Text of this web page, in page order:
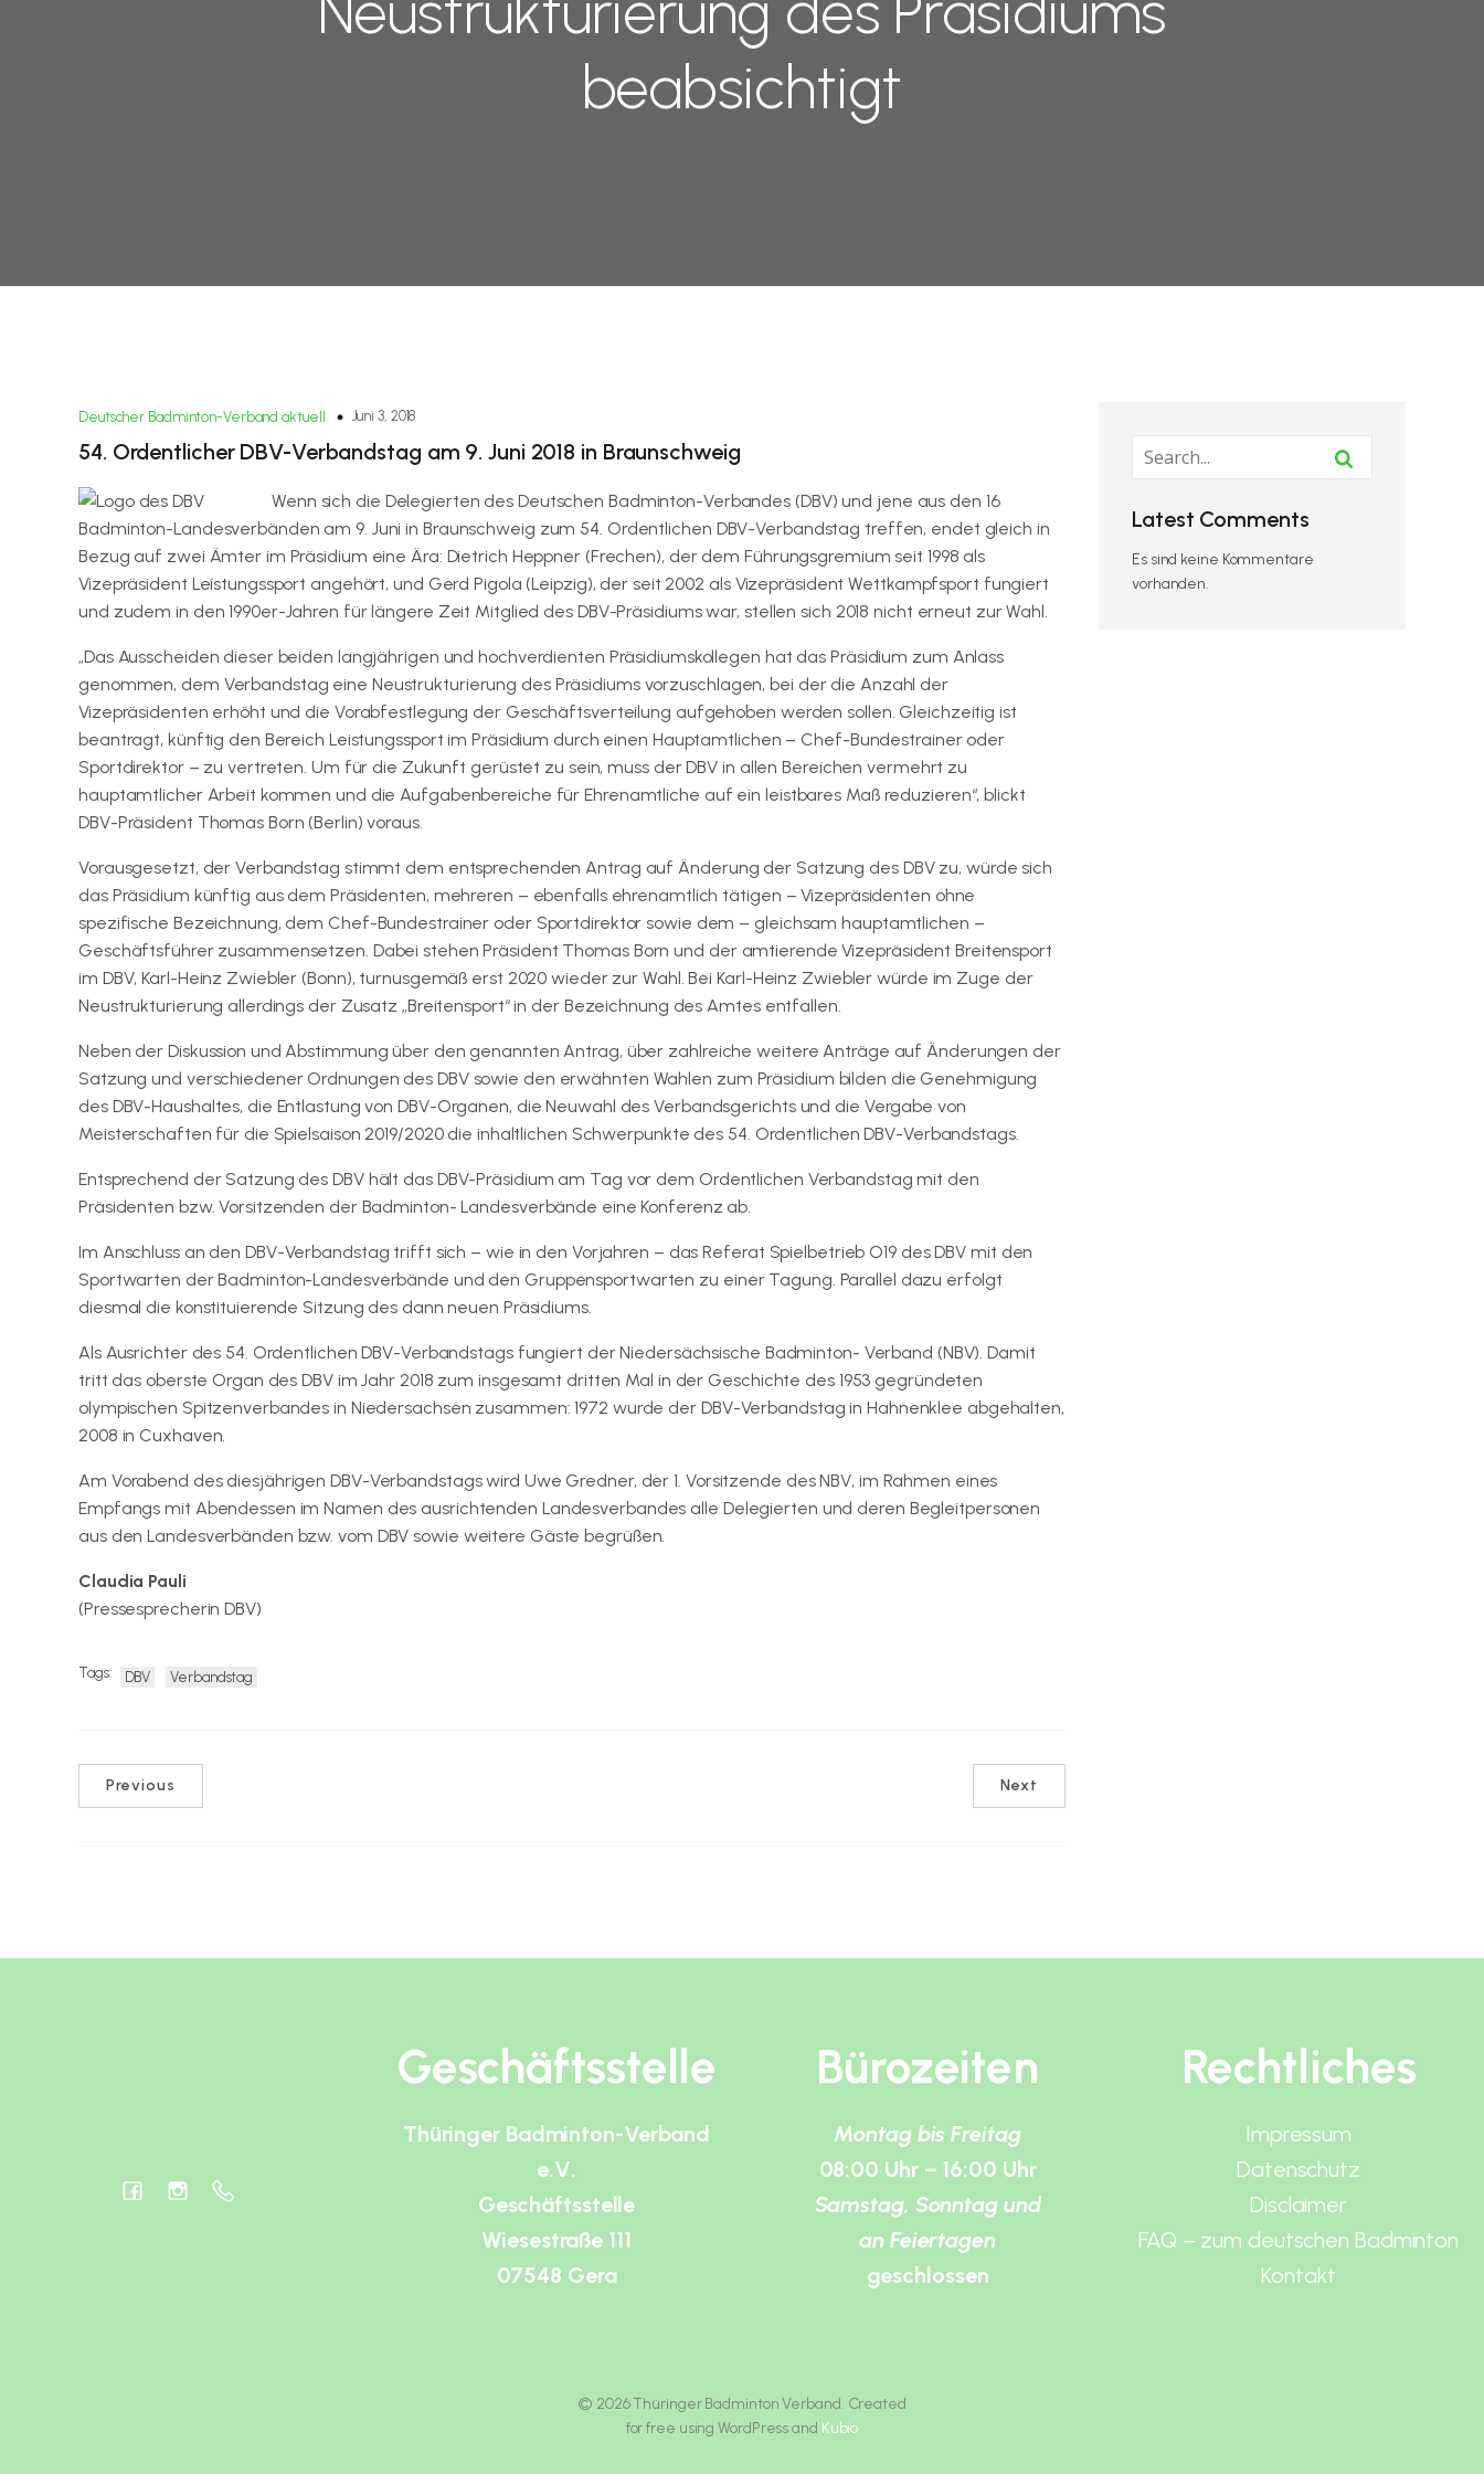
beabsichtigt
Deutscher Badminton-Verband aktuell Juni 3, 2018
54. Ordentlicher DBV-Verbandstag am 9. Juni 2018 in Braunschweig
Wenn sich die Delegierten des Deutschen Badminton-Verbandes (DBV) und jene aus den 16
Badminton-Landesverbänden am 9. Juni in Braunschweig zum 54. Ordentlichen DBV-Verbandstag treffen, endet gleich in
Bezug auf zwei Ämter im Präsidium eine Ära: Dietrich Heppner (Frechen), der dem Führungsgremium seit 1998 als
Vizepräsident Leistungssport angehört, und Gerd Pigola (Leipzig), der seit 2002 als Vizepräsident Wettkampfsport fungiert
und zudem in den 1990er-Jahren für längere Zeit Mitglied des DBV-Präsidiums war, stellen sich 2018 nicht erneut zur Wahl.
„Das Ausscheiden dieser beiden langjährigen und hochverdienten Präsidiumskollegen hat das Präsidium zum Anlass
genommen, dem Verbandstag eine Neustrukturierung des Präsidiums vorzuschlagen, bei der die Anzahl der
Vizepräsidenten erhöht und die Vorabfestlegung der Geschäftsverteilung aufgehoben werden sollen. Gleichzeitig ist
beantragt, künftig den Bereich Leistungssport im Präsidium durch einen Hauptamtlichen – Chef-Bundestrainer oder
Sportdirektor – zu vertreten. Um für die Zukunft gerüstet zu sein, muss der DBV in allen Bereichen vermehrt zu
hauptamtlicher Arbeit kommen und die Aufgabenbereiche für Ehrenamtliche auf ein leistbares Maß reduzieren“, blickt
DBV-Präsident Thomas Born (Berlin) voraus.
Vorausgesetzt, der Verbandstag stimmt dem entsprechenden Antrag auf Änderung der Satzung des DBV zu, würde sich
das Präsidium künftig aus dem Präsidenten, mehreren – ebenfalls ehrenamtlich tätigen – Vizepräsidenten ohne
spezifische Bezeichnung, dem Chef-Bundestrainer oder Sportdirektor sowie dem – gleichsam hauptamtlichen –
Geschäftsführer zusammensetzen. Dabei stehen Präsident Thomas Born und der amtierende Vizepräsident Breitensport
im DBV, Karl-Heinz Zwiebler (Bonn), turnusgemäß erst 2020 wieder zur Wahl. Bei Karl-Heinz Zwiebler würde im Zuge der
Neustrukturierung allerdings der Zusatz „Breitensport“ in der Bezeichnung des Amtes entfallen.
Neben der Diskussion und Abstimmung über den genannten Antrag, über zahlreiche weitere Anträge auf Änderungen der
Satzung und verschiedener Ordnungen des DBV sowie den erwähnten Wahlen zum Präsidium bilden die Genehmigung
des DBV-Haushaltes, die Entlastung von DBV-Organen, die Neuwahl des Verbandsgerichts und die Vergabe von
Meisterschaften für die Spielsaison 2019/2020 die inhaltlichen Schwerpunkte des 54. Ordentlichen DBV-Verbandstags.
Entsprechend der Satzung des DBV hält das DBV-Präsidium am Tag vor dem Ordentlichen Verbandstag mit den
Präsidenten bzw. Vorsitzenden der Badminton- Landesverbände eine Konferenz ab.
Im Anschluss an den DBV-Verbandstag trifft sich – wie in den Vorjahren – das Referat Spielbetrieb O19 des DBV mit den
Sportwarten der Badminton-Landesverbände und den Gruppensportwarten zu einer Tagung. Parallel dazu erfolgt
diesmal die konstituierende Sitzung des dann neuen Präsidiums.
Als Ausrichter des 54. Ordentlichen DBV-Verbandstags fungiert der Niedersächsische Badminton- Verband (NBV). Damit
tritt das oberste Organ des DBV im Jahr 2018 zum insgesamt dritten Mal in der Geschichte des 1953 gegründeten
olympischen Spitzenverbandes in Niedersachsen zusammen: 1972 wurde der DBV-Verbandstag in Hahnenklee abgehalten,
2008 in Cuxhaven.
Am Vorabend des diesjährigen DBV-Verbandstags wird Uwe Gredner, der 1. Vorsitzende des NBV, im Rahmen eines
Empfangs mit Abendessen im Namen des ausrichtenden Landesverbandes alle Delegierten und deren Begleitpersonen
aus den Landesverbänden bzw. vom DBV sowie weitere Gäste begrüßen.
Claudia Pauli
(Pressesprecherin DBV)
Tags: DBV Verbandstag
Previous Next
Latest Comments
Es sind keine Kommentare
vorhanden.
Geschäftsstelle
Thüringer Badminton-Verband
e.V.
Geschäftsstelle
Wiesestraße 111
07548 Gera
Bürozeiten
Montag bis Freitag
08:00 Uhr – 16:00 Uhr
Samstag, Sonntag und
an Feiertagen
geschlossen
Rechtliches
Impressum
Datenschutz
Disclaimer
FAQ – zum deutschen Badminton
Kontakt
© 2026 Thüringer Badminton Verband. Created
for free using WordPress and Kubio